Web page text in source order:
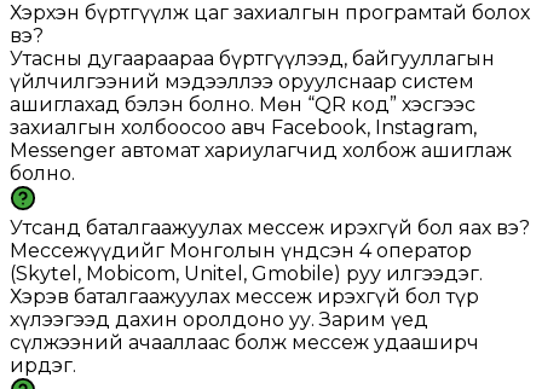
Хэрхэн бүртгүүлж цаг захиалгын програмтай болох
вэ?
Утасны дугаараараа бүртгүүлээд, байгууллагын
үйлчилгээний мэдээллээ оруулснаар систем
ашиглахад бэлэн болно. Мөн “QR код” хэсгээс
захиалгын холбоосоо авч Facebook, Instagram,
Messenger автомат хариулагчид холбож ашиглаж
болно.
Утсанд баталгаажуулах мессеж ирэхгүй бол яах вэ?
Мессежүүдийг Монголын үндсэн 4 оператор
(Skytel, Mobicom, Unitel, Gmobile) руу илгээдэг.
Хэрэв баталгаажуулах мессеж ирэхгүй бол түр
хүлээгээд дахин оролдоно уу. Зарим үед
сүлжээний ачааллаас болж мессеж удааширч
ирдэг.